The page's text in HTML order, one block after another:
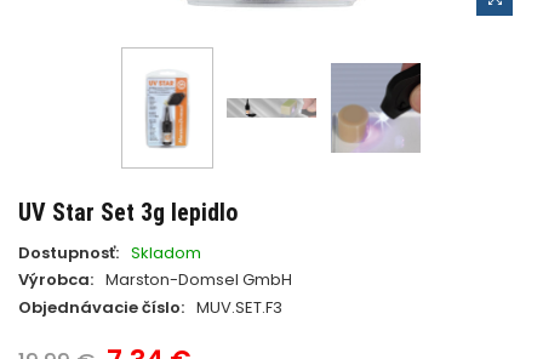
UV Star Set 3g lepidlo
Dostupnosť: Skladom
Výrobca: Marston-Domsel GmbH
Objednávacie číslo: MUV.SET.F3